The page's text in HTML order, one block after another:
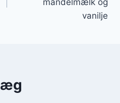
vanilje